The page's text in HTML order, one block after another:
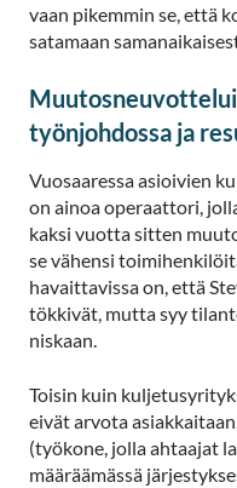
vaan pikemmin se, että
satamaan
työnjohdossa ja
Vuosaaressa asioivien
on ainoa operaattori,
kaksi vuotta sitten
se vähensi
havaittavissa on, että
tökkivät, mutta syy
niskaan.
Toisin kuin
eivät arvota
(työkone, jolla ahtaajat
määräämässä